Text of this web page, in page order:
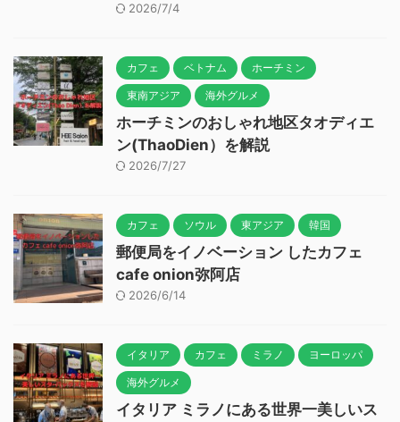
2026/7/4
カフェ ベトナム ホーチミン
東南アジア 海外グルメ
ホーチミンのおしゃれ地区タオディエ
ン(ThaoDien）を解説
2026/7/27
カフェ ソウル 東アジア 韓国
郵便局をイノベーション したカフェ
cafe onion弥阿店
2026/6/14
イタリア カフェ ミラノ ヨーロッパ
海外グルメ
イタリア ミラノにある世界一美しいス